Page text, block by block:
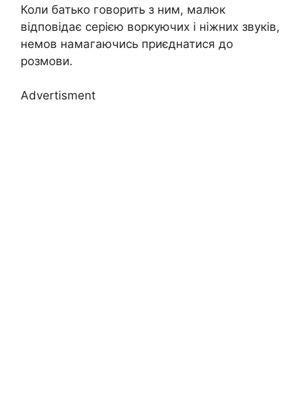
Коли батько говорить з ним, малюк
відповідає серією воркуючих і ніжних звуків,
немов намагаючись приєднатися до
розмови.
Advertisment